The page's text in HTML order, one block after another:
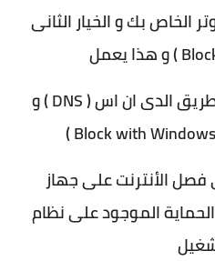
الخاص بك و الخيار الثانى
على ايقاف الإنترنت عن طريق الدى ان اس ( DNS ) و
فصل الأنترنت على جهاز
الموجود على نظام